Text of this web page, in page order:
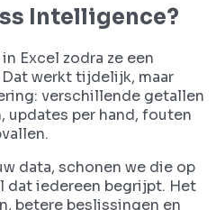
Intelligence?
Excel zodra ze een
werkt tijdelijk, maar
verschillende getallen
updates per hand, fouten
data, schonen we die op
dat iedereen begrijpt. Het
betere beslissingen en